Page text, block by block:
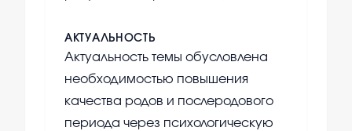
АКТУАЛЬНОСТЬ
Актуальность темы обусловлена
необходимостью повышения
качества родов и послеродового
периода через психологическую